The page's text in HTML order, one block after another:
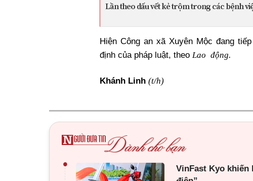
Lần theo dấu vết kẻ trộm trong các bệnh
Hiện Công an xã Xuyên Mộc đang
định của pháp luật, theo Lao động.
Khánh Linh (t/h)
•
VinFast Kyo khiến